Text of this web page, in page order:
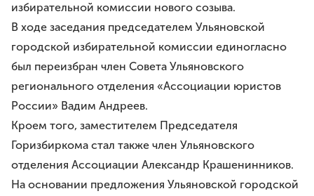
МЕРОПРИЯТИЯ
Юрист года
Юридический диктант
Премия им. И.И.Дмитриева
Моя законотворческая инициатива
ПРЕСС-СЛУЖБА
Лента новостей
Буклеты
избирательной комиссии нового созыва.
В ходе заседания председателем Ульяновской
городской избирательной комиссии единогласно
был переизбран член Совета Ульяновского
регионального отделения «Ассоциации юристов
России» Вадим Андреев.
Кроем того, заместителем Председателя
Горизбиркома стал также член Ульяновского
отделения Ассоциации Александр Крашенинников.
На основании предложения Ульяновской городской